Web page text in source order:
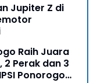
Jupiter Z di
Raih Juara
2 Perak dan 3
Ponorogo